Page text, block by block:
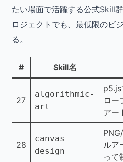
たい場面で活躍する公式Skill
ロジェクトでも、最低限のビ
る。
# Skill名
27
algorithmic-
art
p5.js
ロー
アー
28
canvas-
design
ルア
って